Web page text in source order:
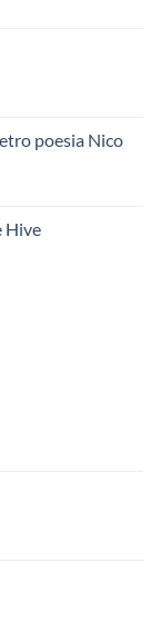
poesia Nico
Hive